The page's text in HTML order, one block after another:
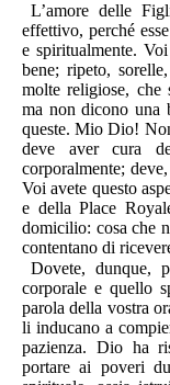
L’amore delle
effettivo, perché
e spiritualmente.
bene; ripeto,
molte religiose, che
ma non dicono una
queste. Mio Dio!
deve aver cura
corporalmente;
Voi avete questo
e della Place
domicilio: cosa che
contentano di
Dovete, dunque,
corporale e quello
parola della vostra
li inducano a
pazienza. Dio ha
portare ai poveri